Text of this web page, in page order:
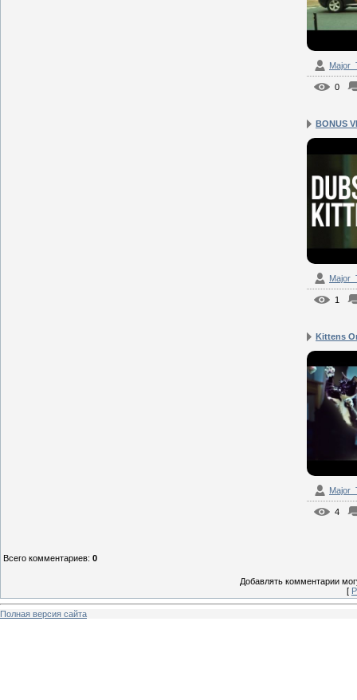
0
BONUS
1
Kittens
4
Всего комментариев: 0
Добавлять комментарии
[
Полная версия сайта